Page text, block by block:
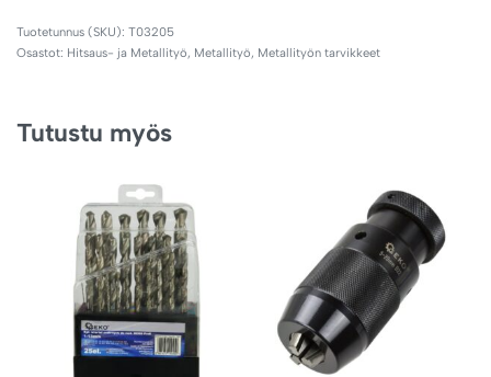
T03205
Osastot: Hitsaus- ja Metallityö, Metallityö, Metallityön tarvikkeet
Tutustu myös